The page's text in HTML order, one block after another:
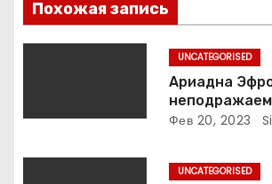
аПохожая запись
UNCATEGORISED
Ариадна
вокзальное
оценочно-
Фев 20, 2023
UNCATEGORISED